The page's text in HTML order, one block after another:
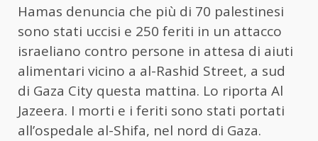
Hamas denuncia che più di 70 palestinesi
sono stati uccisi e 250 feriti in un attacco
israeliano contro persone in attesa di aiuti
alimentari vicino a al-Rashid Street, a sud
di Gaza City questa mattina. Lo riporta Al
Jazeera. I morti e i feriti sono stati portati
all’ospedale al-Shifa, nel nord di Gaza.